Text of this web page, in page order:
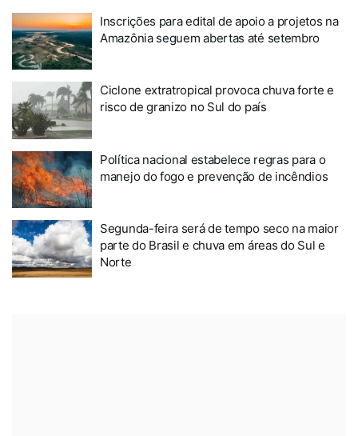
Inscrições para edital de apoio a projetos na
Amazônia seguem abertas até setembro
Ciclone extratropical provoca chuva forte e
risco de granizo no Sul do país
Política nacional estabelece regras para o
manejo do fogo e prevenção de incêndios
Segunda-feira será de tempo seco na maior
parte do Brasil e chuva em áreas do Sul e
Norte